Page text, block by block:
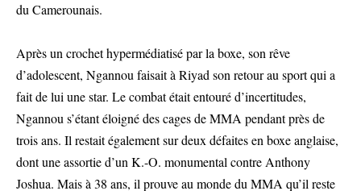
du Camerounais.
Après un crochet hypermédiatisé par la boxe, son rêve
d’adolescent, Ngannou faisait à Riyad son retour au sport qui a
fait de lui une star. Le combat était entouré d’incertitudes,
Ngannou s’étant éloigné des cages de MMA pendant près de
trois ans. Il restait également sur deux défaites en boxe anglaise,
dont une assortie d’un K.-O. monumental contre Anthony
Joshua. Mais à 38 ans, il prouve au monde du MMA qu’il reste